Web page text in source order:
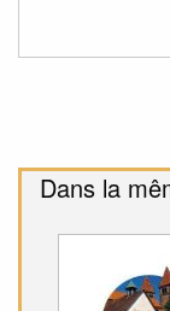
Dans la